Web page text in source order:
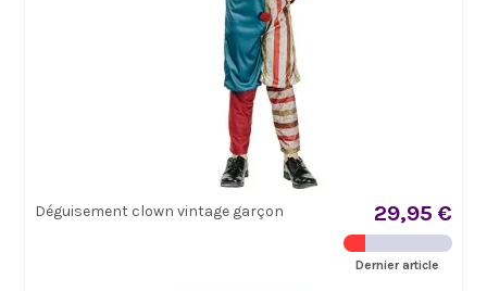
Déguisement clown vintage garçon 29,95 €
Dernier article